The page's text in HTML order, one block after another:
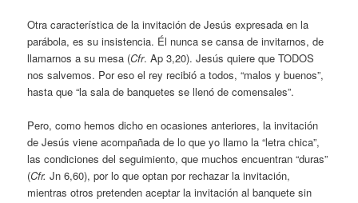
Otra característica de la invitación de Jesús expresada en la
parábola, es su insistencia. Él nunca se cansa de invitarnos, de
llamarnos a su mesa (Cfr. Ap 3,20). Jesús quiere que TODOS
nos salvemos. Por eso el rey recibió a todos, “malos y buenos”,
hasta que “la sala de banquetes se llenó de comensales”.
Pero, como hemos dicho en ocasiones anteriores, la invitación
de Jesús viene acompañada de lo que yo llamo la “letra chica”,
las condiciones del seguimiento, que muchos encuentran “duras”
(Cfr. Jn 6,60), por lo que optan por rechazar la invitación,
mientras otros pretenden aceptar la invitación al banquete sin